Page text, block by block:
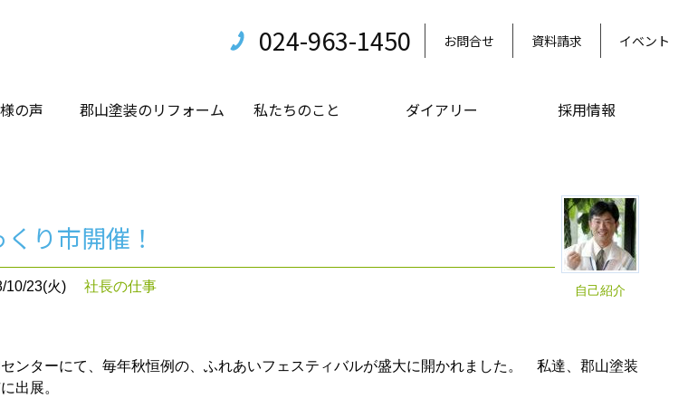
024-963-1450 お問合せ 資料請求 イベント
の声 郡山塗装のリフォーム 私たちのこと ダイアリー 採用情報
自己紹介
り市開催！
10/23(火) 社長の仕事
ンターにて、毎年秋恒例の、ふれあいフェスティバルが盛大に開かれました。 私達、郡山塗装
出展。